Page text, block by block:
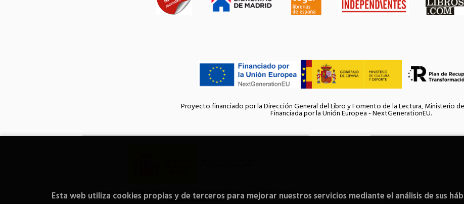
Proyecto financiado por la Dirección General del Libro y Fomento de la Lectura, Ministerio
Financiada por la Unión Europea - NextGenerationEU.
Este proyecto ha recibido una ayuda extraordinaria del Ministerio de
Cultura y Deporte.
Esta web utiliza cookies propias y de terceros para mejorar nuestros servicios mediante el análisis de sus